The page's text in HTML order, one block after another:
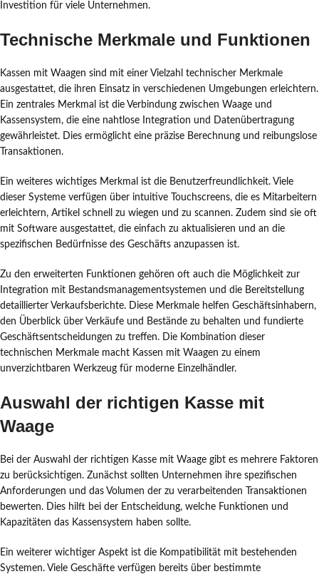
Investition für viele Unternehmen.
Technische Merkmale und Funktionen
Kassen mit Waagen sind mit einer Vielzahl technischer Merkmale
ausgestattet, die ihren Einsatz in verschiedenen Umgebungen erleichtern.
Ein zentrales Merkmal ist die Verbindung zwischen Waage und
Kassensystem, die eine nahtlose Integration und Datenübertragung
gewährleistet. Dies ermöglicht eine präzise Berechnung und reibungslose
Transaktionen.
Ein weiteres wichtiges Merkmal ist die Benutzerfreundlichkeit. Viele
dieser Systeme verfügen über intuitive Touchscreens, die es Mitarbeitern
erleichtern, Artikel schnell zu wiegen und zu scannen. Zudem sind sie oft
mit Software ausgestattet, die einfach zu aktualisieren und an die
spezifischen Bedürfnisse des Geschäfts anzupassen ist.
Zu den erweiterten Funktionen gehören oft auch die Möglichkeit zur
Integration mit Bestandsmanagementsystemen und die Bereitstellung
detaillierter Verkaufsberichte. Diese Merkmale helfen Geschäftsinhabern,
den Überblick über Verkäufe und Bestände zu behalten und fundierte
Geschäftsentscheidungen zu treffen. Die Kombination dieser
technischen Merkmale macht Kassen mit Waagen zu einem
unverzichtbaren Werkzeug für moderne Einzelhändler.
Auswahl der richtigen Kasse mit
Waage
Bei der Auswahl der richtigen Kasse mit Waage gibt es mehrere Faktoren
zu berücksichtigen. Zunächst sollten Unternehmen ihre spezifischen
Anforderungen und das Volumen der zu verarbeitenden Transaktionen
bewerten. Dies hilft bei der Entscheidung, welche Funktionen und
Kapazitäten das Kassensystem haben sollte.
Ein weiterer wichtiger Aspekt ist die Kompatibilität mit bestehenden
Systemen. Viele Geschäfte verfügen bereits über bestimmte